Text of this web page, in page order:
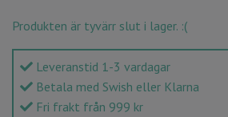
Produkten är tyvärr slut i lager. :(
Leveranstid 1-3 vardagar
Betala med Swish eller Klarna
Fri frakt från 999 kr